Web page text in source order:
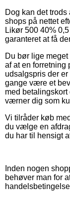
Dog kan det
shops på nettet
Likør 500 40%
garanteret at få
Du bør lige
af at en forretning
udsalgspris der
gange være et
med
værner dig som
Vi tilråder køb
du vælge en
du har til hensigt
Inden nogen
behøver man for